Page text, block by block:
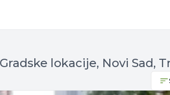
lokacije, Novi Sad,